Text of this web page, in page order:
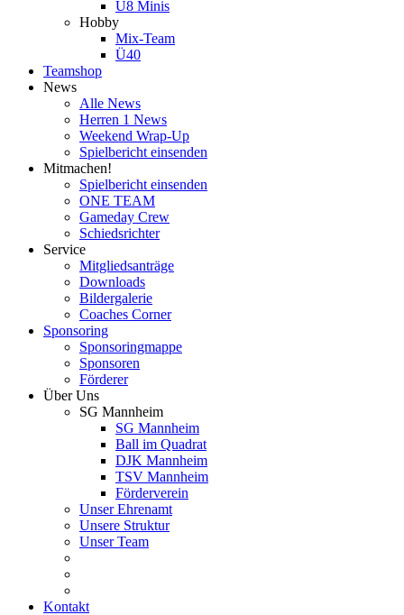
U8 Minis
Hobby
Mix-Team
Ü40
Teamshop
News
Alle News
Herren 1 News
Weekend Wrap-Up
Spielbericht einsenden
Mitmachen!
Spielbericht einsenden
ONE TEAM
Gameday Crew
Schiedsrichter
Service
Mitgliedsanträge
Downloads
Bildergalerie
Coaches Corner
Sponsoring
Sponsoringmappe
Sponsoren
Förderer
Über Uns
SG Mannheim
SG Mannheim
Ball im Quadrat
DJK Mannheim
TSV Mannheim
Förderverein
Unser Ehrenamt
Unsere Struktur
Unser Team
Kontakt